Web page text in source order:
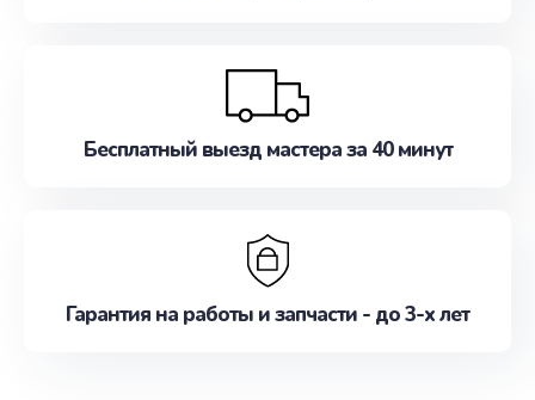
Бесплатный выезд мастера за 40 минут
Гарантия на работы и запчасти - до 3-х лет